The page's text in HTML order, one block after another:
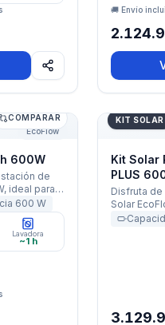
🚚 Envío
600W
EcoFlow
COMPARAR
600W
de
ideal para
luz en
como
LiFePO4
600 W
Lavadora
~1 h
Kit Solar
KIT SOLAR
Kit Solar
PLUS
Disfruta
Solar
estación